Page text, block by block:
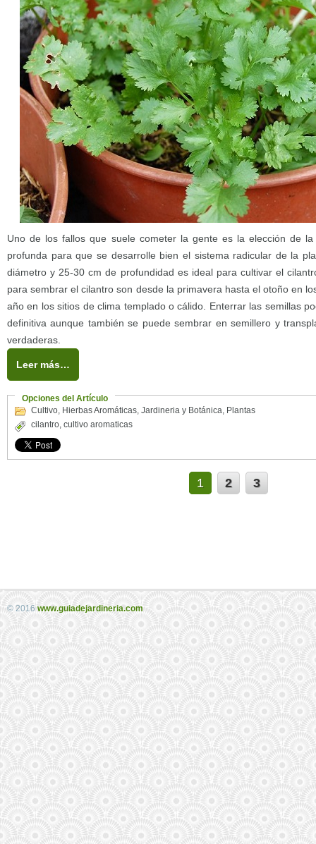
Uno de los fallos que suele cometer la gente es la elección de
profunda para que se desarrolle bien el sistema radicular de la
diámetro y 25-30 cm de profundidad es ideal para cultivar el
para sembrar el cilantro son desde la primavera hasta el otoño en
año en los sitios de clima templado o cálido. Enterrar las semillas
definitiva aunque también se puede sembrar en semillero y
verdaderas.
Leer más…
Opciones del Artículo
Cultivo, Hierbas Aromáticas, Jardineria y Botánica, Plantas
cilantro, cultivo aromaticas
1 2 3
© 2016 www.guiadejardineria.com